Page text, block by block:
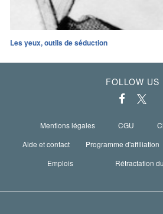
Les yeux, outils de séduction
FOLLOW US
Mentions légales CGU
Aide et contact
Programme d'affiliation
Emplois
Rétractation